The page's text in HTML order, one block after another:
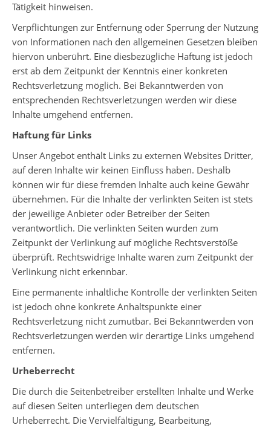
Tätigkeit hinweisen.
Verpflichtungen zur Entfernung oder Sperrung der Nutzung
von Informationen nach den allgemeinen Gesetzen bleiben
hiervon unberührt. Eine diesbezügliche Haftung ist jedoch
erst ab dem Zeitpunkt der Kenntnis einer konkreten
Rechtsverletzung möglich. Bei Bekanntwerden von
entsprechenden Rechtsverletzungen werden wir diese
Inhalte umgehend entfernen.
Haftung für Links
Unser Angebot enthält Links zu externen Websites Dritter,
auf deren Inhalte wir keinen Einfluss haben. Deshalb
können wir für diese fremden Inhalte auch keine Gewähr
übernehmen. Für die Inhalte der verlinkten Seiten ist stets
der jeweilige Anbieter oder Betreiber der Seiten
verantwortlich. Die verlinkten Seiten wurden zum
Zeitpunkt der Verlinkung auf mögliche Rechtsverstöße
überprüft. Rechtswidrige Inhalte waren zum Zeitpunkt der
Verlinkung nicht erkennbar.
Eine permanente inhaltliche Kontrolle der verlinkten Seiten
ist jedoch ohne konkrete Anhaltspunkte einer
Rechtsverletzung nicht zumutbar. Bei Bekanntwerden von
Rechtsverletzungen werden wir derartige Links umgehend
entfernen.
Urheberrecht
Die durch die Seitenbetreiber erstellten Inhalte und Werke
auf diesen Seiten unterliegen dem deutschen
Urheberrecht. Die Vervielfältigung, Bearbeitung,